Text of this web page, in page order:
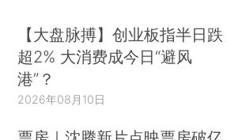
【大盘脉搏】创业板指半日跌
超2% 大消费成今日“避风
港”？
2026年08月10日